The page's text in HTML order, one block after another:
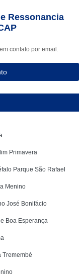
Ressonancia
contato por email.
Primavera
Parque São Rafael
Menino
José Bonifácio
Boa Esperança
Tremembé